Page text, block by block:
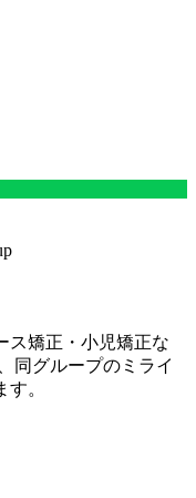
ス矯正・小児矯正な
同グループの ミライ
。